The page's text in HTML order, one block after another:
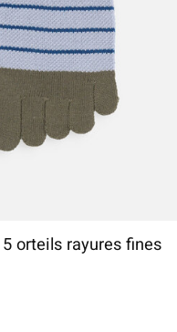
orteils rayures fines